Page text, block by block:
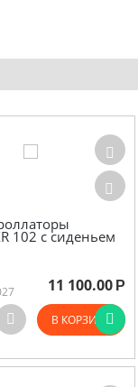
102 с сиденьем
11 100.00 Р
В КОРЗИНУ